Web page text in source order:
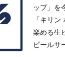
ップ」を
「キリ
楽める生
ビールサ